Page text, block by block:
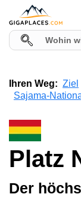
Ihren Weg: Ziel
Sajama-
Platz
Der